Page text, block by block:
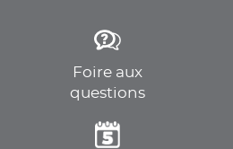
Foire aux
questions